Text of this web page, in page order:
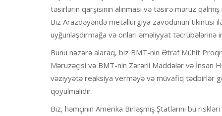
təsirlərin qarşısının alınması və təsirə məruz
Biz Arazdəyəndə metallurgiya zavodunun tikintisi
uyğunlaşdırmağa və onları əməliyyat təcrübələrinə
Bunu nəzərə alaraq, biz BMT-nin Ətraf Mühit
Məruzəçisi və BMT-nin Zərərli Maddələr və İnsan
vəziyyətə reaksiya verməyə və müvafiq tədbirlər
qoyulmalıdır.
Biz, həmçinin Amerika Birləşmiş Ştatlarını bu